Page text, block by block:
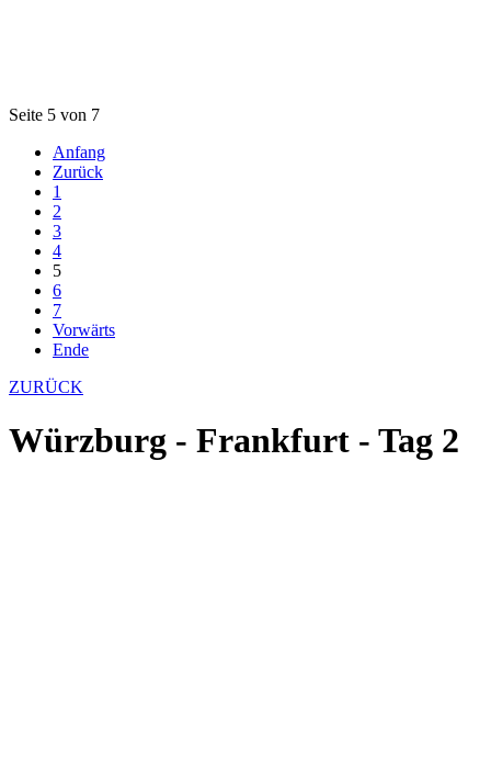
Seite 5 von 7
Anfang
Zurück
1
2
3
4
5
6
7
Vorwärts
Ende
ZURÜCK
Würzburg - Frankfurt - Tag 2